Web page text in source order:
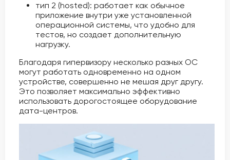
тип 2 (hosted): работает как обычное
приложение внутри уже установленной
операционной системы, что удобно для
тестов, но создает дополнительную
нагрузку.
Благодаря гипервизору несколько разных ОС
могут работать одновременно на одном
устройстве, совершенно не мешая друг другу.
Это позволяет максимально эффективно
использовать дорогостоящее оборудование
дата-центров.